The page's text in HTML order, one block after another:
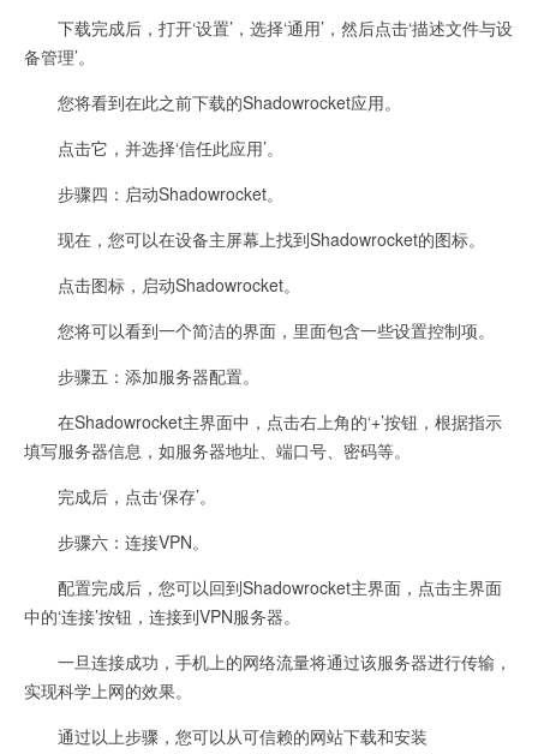
下载完成后，打开‘设置’，选择‘通用’，然后点击‘描述文件与设
备管理’。
您将看到在此之前下载的Shadowrocket应用。
点击它，并选择‘信任此应用’。
步骤四：启动Shadowrocket。
现在，您可以在设备主屏幕上找到Shadowrocket的图标。
点击图标，启动Shadowrocket。
您将可以看到一个简洁的界面，里面包含一些设置控制项。
步骤五：添加服务器配置。
在Shadowrocket主界面中，点击右上角的‘+’按钮，根据指示
填写服务器信息，如服务器地址、端口号、密码等。
完成后，点击‘保存’。
步骤六：连接VPN。
配置完成后，您可以回到Shadowrocket主界面，点击主界面
中的‘连接’按钮，连接到VPN服务器。
一旦连接成功，手机上的网络流量将通过该服务器进行传输，
实现科学上网的效果。
通过以上步骤，您可以从可信赖的网站下载和安装